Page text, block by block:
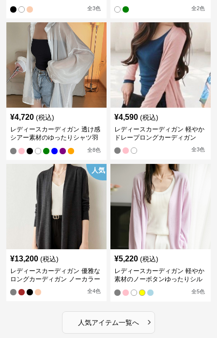
全3色 全2色
¥4,720 (税込)
レディースカーディガン 透け感
シアー素材のゆったりシャツ羽
全8色
¥4,590 (税込)
レディースカーディガン 軽やか
ドレープロングカーディガン
全3色
人気
¥13,200 (税込)
レディースカーディガン 優雅な
ロングカーディガン ノーカラー
全4色
¥5,220 (税込)
レディースカーディガン 軽やか
素材のノーボタンゆったりシル
全5色
人気アイテム一覧へ ›